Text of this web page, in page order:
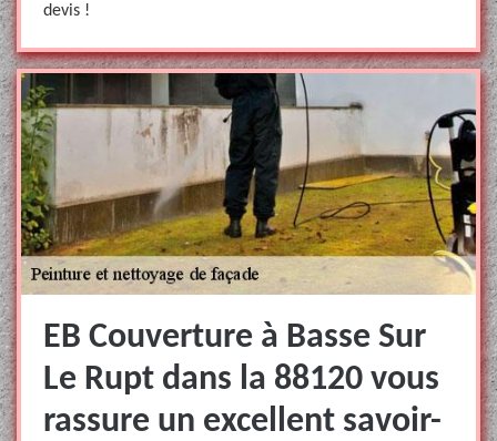
devis !
EB Couverture à Basse Sur
Le Rupt dans la 88120 vous
rassure un excellent savoir-